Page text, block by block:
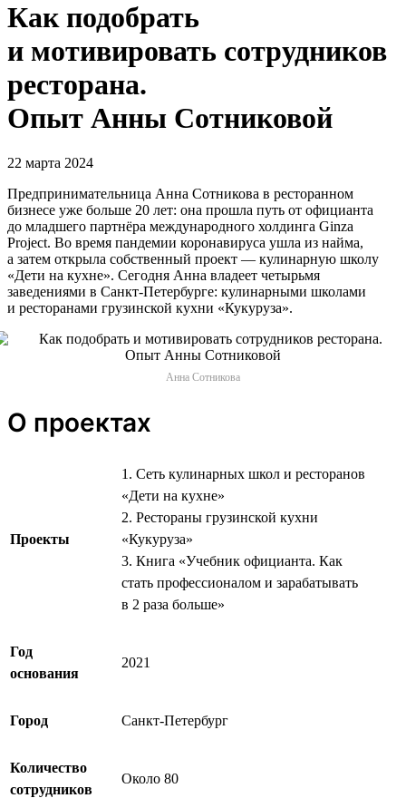
Как подобрать
и мотивировать сотрудников
ресторана.
Опыт Анны Сотниковой
22 марта 2024
Предпринимательница Анна Сотникова в ресторанном
бизнесе уже больше 20 лет: она прошла путь от официанта
до младшего партнёра международного холдинга Ginza
Project. Во время пандемии коронавируса ушла из найма,
а затем открыла собственный проект — кулинарную школу
«Дети на кухне». Сегодня Анна владеет четырьмя
заведениями в Санкт-Петербурге: кулинарными школами
и ресторанами грузинской кухни «Кукуруза».
Анна Сотникова
О проектах
Проекты
1. Сеть кулинарных школ и ресторанов
«Дети на кухне»
2. Рестораны грузинской кухни
«Кукуруза»
3. Книга «Учебник официанта. Как
стать профессионалом и зарабатывать
в 2 раза больше»
Год
основания
2021
Город Санкт-Петербург
Количество
сотрудников
Около 80